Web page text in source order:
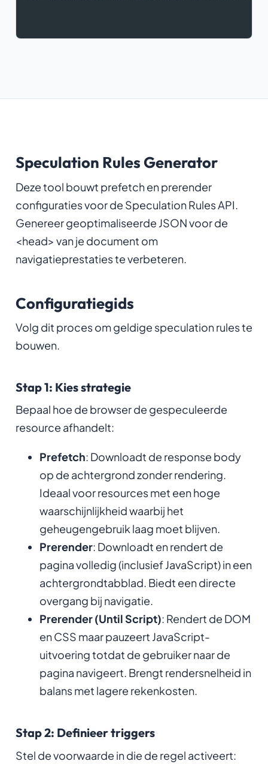
Speculation Rules Generator
Deze tool bouwt prefetch en prerender
configuraties voor de Speculation Rules API.
Genereer geoptimaliseerde JSON voor de
<head> van je document om
navigatieprestaties te verbeteren.
Configuratiegids
Volg dit proces om geldige speculation rules te
bouwen.
Stap 1: Kies strategie
Bepaal hoe de browser de gespeculeerde
resource afhandelt:
Prefetch: Downloadt de response body
op de achtergrond zonder rendering.
Ideaal voor resources met een hoge
waarschijnlijkheid waarbij het
geheugengebruik laag moet blijven.
Prerender: Downloadt en rendert de
pagina volledig (inclusief JavaScript) in een
achtergrondtabblad. Biedt een directe
overgang bij navigatie.
Prerender (Until Script): Rendert de DOM
en CSS maar pauzeert JavaScript-
uitvoering totdat de gebruiker naar de
pagina navigeert. Brengt rendersnelheid in
balans met lagere rekenkosten.
Stap 2: Definieer triggers
Stel de voorwaarde in die de regel activeert: